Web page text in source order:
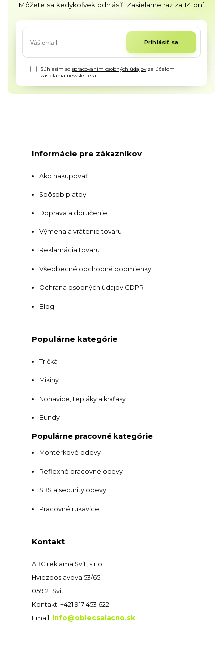
Môžete sa kedykoľvek odhlásiť. Zasielame raz za 14 dní.
Prihlásiť sa
Súhlasím sospracovaním osobných údajovza účelom
zasielania newslettera.
Informácie pre zákazníkov
Ako nakupovať
Spôsob platby
Doprava a doručenie
Výmena a vrátenie tovaru
Reklamácia tovaru
Všeobecné obchodné podmienky
Ochrana osobných údajov GDPR
Blog
Populárne kategórie
Tričká
Mikiny
Nohavice, tepláky a kraťasy
Bundy
Populárne pracovné kategórie
Montérkové odevy
Reflexné pracovné odevy
SBS a security odevy
Pracovné rukavice
Kontakt
ABC reklama Svit, s.r.o.
Hviezdoslavova 53/65
059 21 Svit
Kontakt: +421 917 453 622
Email: info@oblecsalacno.sk